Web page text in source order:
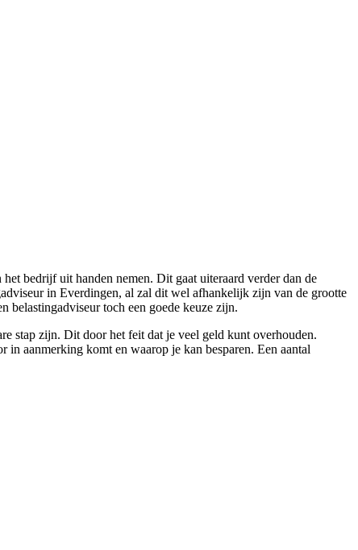
bedrijf uit handen nemen. Dit gaat uiteraard verder dan de
in Everdingen, al zal dit wel afhankelijk zijn van de grootte
belastingadviseur toch een goede keuze zijn.
stap zijn. Dit door het feit dat je veel geld kunt overhouden.
aanmerking komt en waarop je kan besparen. Een aantal